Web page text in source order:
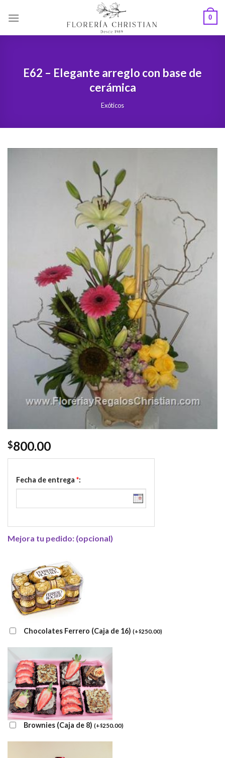
0
E62 – Elegante arreglo con base de
cerámica
Exóticos
$800.00
Fecha de entrega *:
Mejora tu pedido: (opcional)
Chocolates Ferrero (Caja de 16) (+$250.00)
Brownies (Caja de 8) (+$250.00)